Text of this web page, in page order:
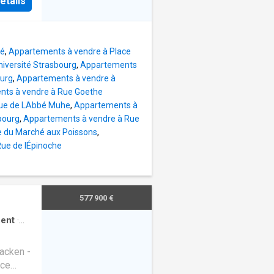
des
, Appartements à vendre à Place
Strasbourg, Appartements
, Appartements à vendre à
à vendre à Rue Goethe
de LAbbé Muhe, Appartements à
, Appartements à vendre à Rue
Marché aux Poissons,
de lÉpinoche
·
-
577 900 €